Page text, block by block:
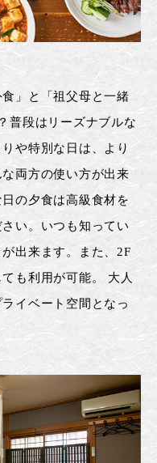
」と「祖父母と一緒
普段はリーズナブルな
や特別な日は、より
両方の使い方が出来
の夕食は高級食材を
い。いつも知ってい
出来ます。また、2F
も利用が可能。 大人
イベート空間となっ